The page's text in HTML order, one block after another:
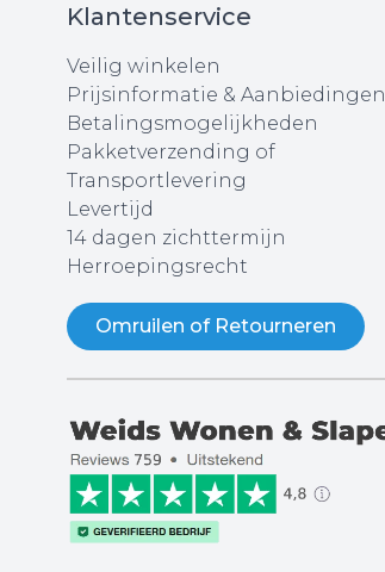
Klantenservice
Veilig winkelen
Prijsinformatie & Aanbiedingen
Betalingsmogelijkheden
Pakketverzending of
Transportlevering
Levertijd
14 dagen zichttermijn
Herroepingsrecht
Omruilen of Retourneren